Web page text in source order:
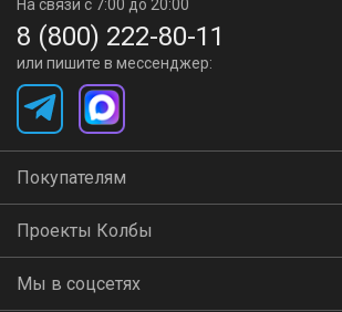
На связи с 7:00 до 20:00
8 (800) 222-80-11
или пишите в мессенджер:
Покупателям
Проекты Колбы
Мы в соцсетях